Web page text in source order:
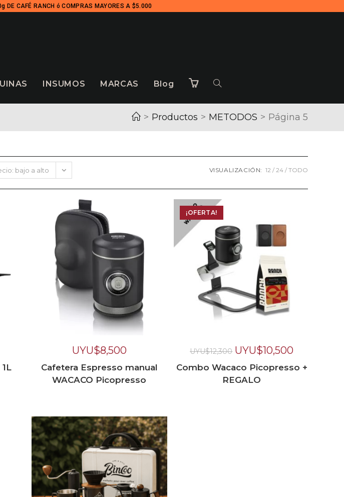
DE CAFÉ RANCH ó COMPRAS MAYORES A $5.000
INSUMOS MARCAS Blog
> Productos > METODOS > Página 5
bajo a alto VISUALIZACIÓN: 12 24 TODO
UYU$8,500
Cafetera Espresso manual
WACACO Picopresso
¡OFERTA!
UYU$12,300 UYU$10,500
Combo Wacaco Picopresso +
REGALO